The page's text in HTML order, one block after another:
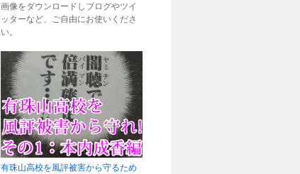
画像をダウンロードしブログやツイ
ッターなど、ご自由にお使いくださ
い。
有珠山高校を風評被害から守るため